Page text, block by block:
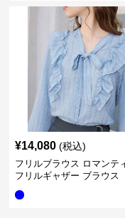
¥14,080 (税込)
フリルブラウス ロマンテ
フリルギャザー ブラウス